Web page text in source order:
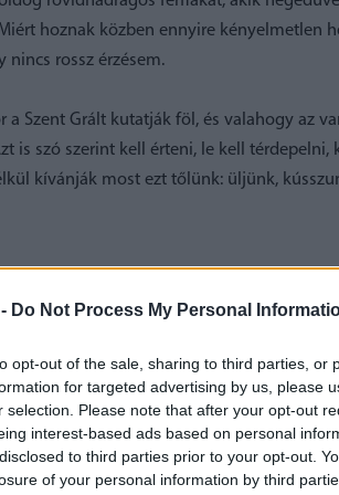
Do Not Process My Personal
opt-out of the sale, sharing to third parties, or
for targeted advertising by us, please
selection. Please note that after your opt-out
interest-based ads based on personal
to third parties prior to your opt-out.
of your personal information by third
hoznak közben ennyire kényelmetlen
nincs rossz érzésem.
a Szent Grált kutatják föl, és valahogy az
is szó szerint kell érteni, le kell térdepelni,
kívánják most ezt tőlünk: üljünk,
BEJEGYZÉSEK: